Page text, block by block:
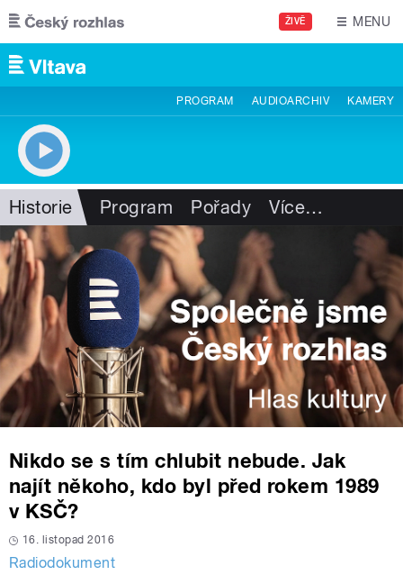
Přejít k hlavnímu obsahu
ŽIVĚ MENU
PROGRAM AUDIOARCHIV KAMERY
Historie Program Pořady Více…
Nikdo se s tím chlubit nebude. Jak
najít někoho, kdo byl před rokem 1989
v KSČ?
16. listopad 2016
Radiodokument